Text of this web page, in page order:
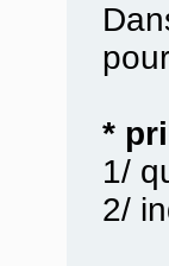
*
1/
2/